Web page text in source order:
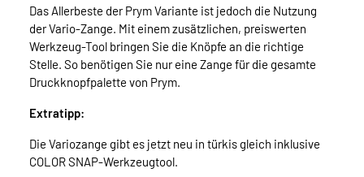
Das Allerbeste der Prym Variante ist jedoch die Nutzung
der Vario-Zange. Mit einem zusätzlichen, preiswerten
Werkzeug-Tool bringen Sie die Knöpfe an die richtige
Stelle. So benötigen Sie nur eine Zange für die gesamte
Druckknopfpalette von Prym.
Extratipp:
Die Variozange gibt es jetzt neu in türkis gleich inklusive
COLOR SNAP-Werkzeugtool.